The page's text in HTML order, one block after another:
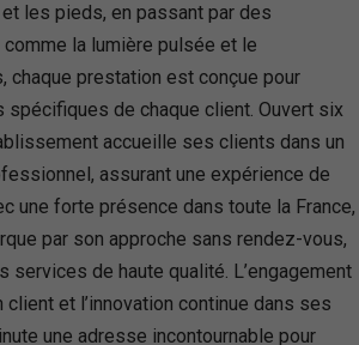
les pieds, en passant par des
la lumière pulsée et le
chaque prestation est conçue pour
spécifiques de chaque client. Ouvert six
accueille ses clients dans un
assurant une expérience de
une forte présence dans toute la France,
par son approche sans rendez-vous,
services de haute qualité. L’engagement
et l’innovation continue dans ses
une adresse incontournable pour